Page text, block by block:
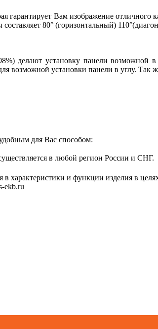
Вам изображение отличного
80° (горизонтальный)
делают установку панели
возможной установки панели в углу. Так
для Вас способом:
в любой регион России и СНГ.
характеристики и функции изделия в
ekb.ru